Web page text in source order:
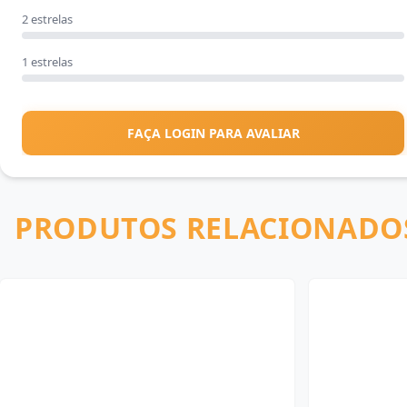
2 estrelas
1 estrelas
FAÇA LOGIN PARA AVALIAR
PRODUTOS